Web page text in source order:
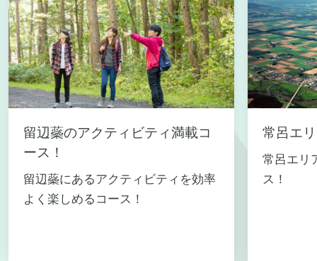
留辺蘂のアクティビティ満載コ
ース！
留辺蘂にあるアクティビティを効率
よく楽しめるコース！
常呂エ
常呂エリ
ス！